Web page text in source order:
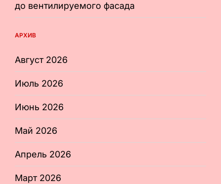
до вентилируемого фасада
АРХИВ
Август 2026
Июль 2026
Июнь 2026
Май 2026
Апрель 2026
Март 2026